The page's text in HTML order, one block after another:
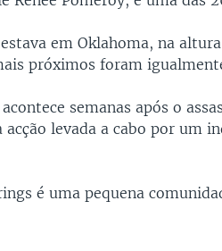
em Oklahoma, na
próximos foram
semanas após o
acção levada a cabo por um
é uma pequena